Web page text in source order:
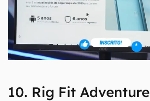
10. Rig Fit Adventure